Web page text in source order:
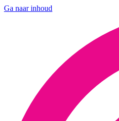
Ga naar inhoud